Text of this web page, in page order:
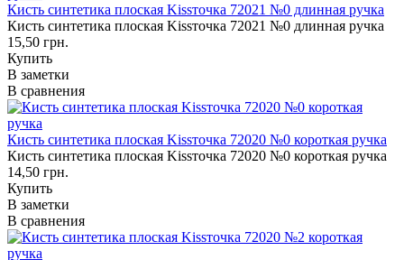
Кисть синтетика плоская Kissточка 72021 №0 длинная ручка
Кисть синтетика плоская Kissточка 72021 №0 длинная ручка
15,50 грн.
Купить
В заметки
В сравнения
Кисть синтетика плоская Kissточка 72020 №0 короткая ручка
Кисть синтетика плоская Kissточка 72020 №0 короткая ручка
14,50 грн.
Купить
В заметки
В сравнения